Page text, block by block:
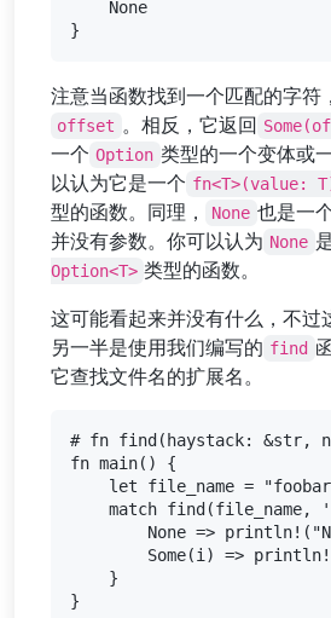
    None
注意当函数找到一个匹配的字符
offset 。相反，它返回
一个 Option 类型的一个变体或
以认为它是一个 fn<T>(value:
型的函数。同理，
None 也是一
并没有参数。你可以认为 None
Option<T> 类型的函数。
这可能看起来并没有什么，不过
另一半是使用我们编写的 find
它查找文件名的扩展名。
# fn find(haystack: &str,
fn main() {
let file_name =
match find(file_name,
None =>
Some(i) =>
    }